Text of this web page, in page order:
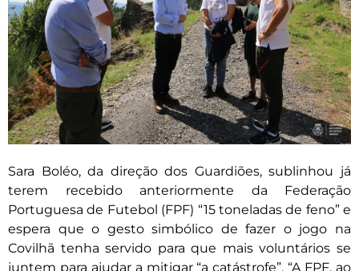
Sara Boléo, da direção dos Guardiões, sublinhou já
terem recebido anteriormente da Federação
Portuguesa de Futebol (FPF) “15 toneladas de feno” e
espera que o gesto simbólico de fazer o jogo na
Covilhã tenha servido para que mais voluntários se
juntem para ajudar a mitigar “a catástrofe”. “A FPF, ao